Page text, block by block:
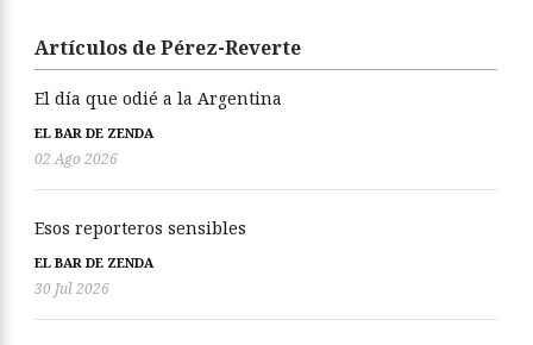
Artículos de Pérez-Reverte
El día que odié a la Argentina
EL BAR DE ZENDA
02 Ago 2026
Esos reporteros sensibles
EL BAR DE ZENDA
30 Jul 2026